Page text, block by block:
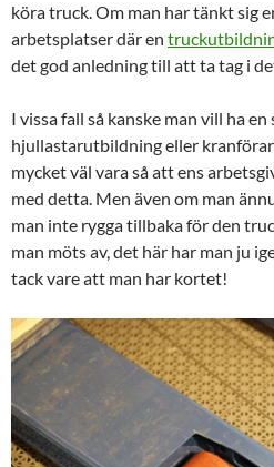
köra truck. Om man har tänkt sig
arbetsplatser där en
det god anledning till att ta tag i
I vissa fall så kanske man vill ha
hjullastarutbildning eller
mycket väl vara så att ens
med detta. Men även om man
man inte rygga tillbaka för den
man möts av, det här har man ju
tack vare att man har kortet!